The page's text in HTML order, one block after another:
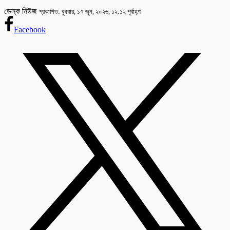
ডেস্ক নিউজ প্রকাশিত: বুধবার, ১৭ জুন, ২০২৬, ১২:১২ পূর্বাহ্ণ
Facebook